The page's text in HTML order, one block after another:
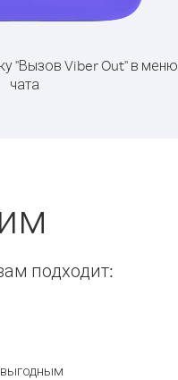
"Вызов Viber Out" в меню
чата
подходит: